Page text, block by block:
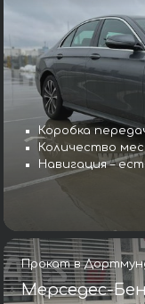
Коробка
Количество
Навигация –
Прокат в
Мерседес-